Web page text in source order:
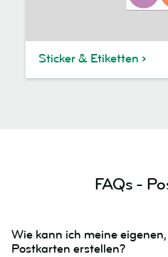
Sticker & Etiketten
FAQs -
Wie kann ich meine
Postkarten erstellen?